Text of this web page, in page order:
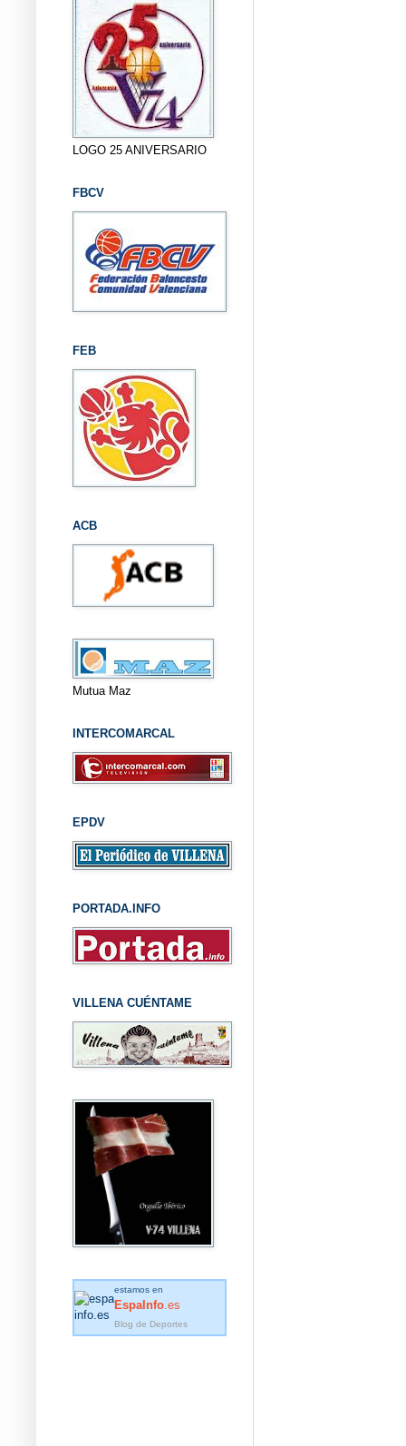
LOGO 25 ANIVERSARIO
FBCV
FEB
ACB
Mutua Maz
INTERCOMARCAL
EPDV
PORTADA.INFO
VILLENA CUÉNTAME
estamos en
EspaInfo .es
Blog de Deportes